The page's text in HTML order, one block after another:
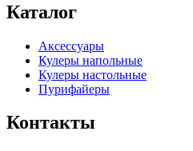
Каталог
Аксессуары
Кулеры напольные
Кулеры настольные
Пурифайеры
Контакты